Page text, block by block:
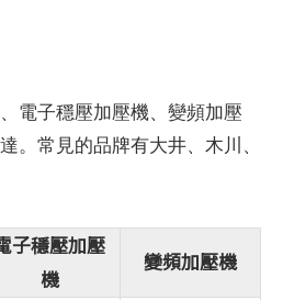
電子穩壓加壓機、變頻加壓
。常見的品牌有大井、木川、
子穩壓加壓
機
變頻加壓機